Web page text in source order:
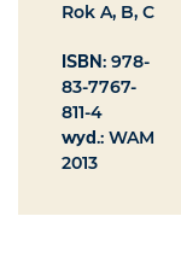
Rok A, B, C
ISBN: 978-
83-7767-
811-4
wyd.: WAM
2013